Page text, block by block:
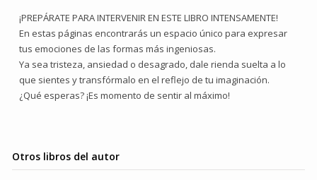
¡PREPÁRATE PARA INTERVENIR EN ESTE LIBRO INTENSAMENTE!
En estas páginas encontrarás un espacio único para expresar
tus emociones de las formas más ingeniosas.
Ya sea tristeza, ansiedad o desagrado, dale rienda suelta a lo
que sientes y transfórmalo en el reflejo de tu imaginación.
¿Qué esperas? ¡Es momento de sentir al máximo!
Otros libros del autor